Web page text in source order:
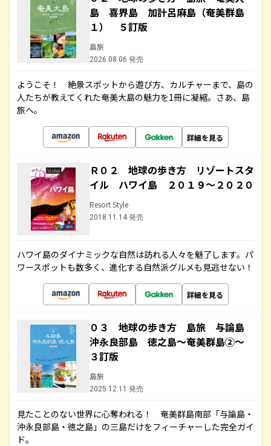
島 喜界島 加計呂麻島（奄美群島
１） ５訂版
島旅
2026.08.06 発売
ようこそ！ 絶景スポットから遊び方、カルチャーまで、島の
人たちが教えてくれた奄美大島の魅力を1冊に凝縮。さあ、島
旅へ。
詳細を見る
Ｒ０２ 地球の歩き方 リゾートスタ
イル ハワイ島 ２０１９～２０２０
Resort Style
2018.11.14 発売
ハワイ島のダイナミックな自然は訪れる人々を魅了します。パ
ワースポットも数多く、進化する自然派グルメも見逃せない！
詳細を見る
０３ 地球の歩き方 島旅 与論島
沖永良部島 徳之島～奄美群島②～
３訂版
島旅
2025.12.11 発売
見たことのない世界に心奪われる！ 奄美群島南部「与論島・
沖永良部島・徳之島」の三島だけをフィーチャーした完全ガイ
ド。